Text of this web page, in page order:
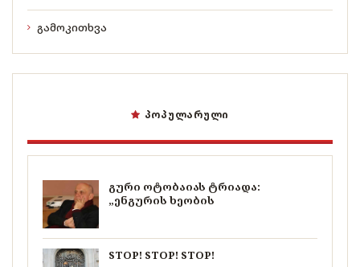
გამოკითხვა
ᲞᲝᲞᲣᲚᲐᲠᲣᲚᲘ
გური ოტობაიას ტრიადა:
„ენგურის ხეობის
STOP! STOP! STOP!